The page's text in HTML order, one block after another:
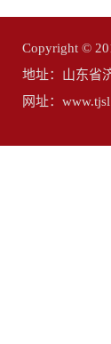
Copyright ©
地址：山东省
网址：